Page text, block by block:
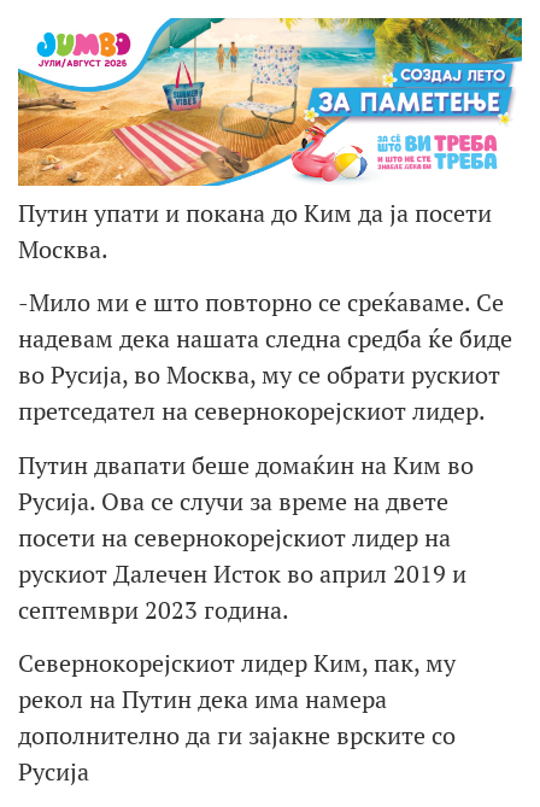
Путин упати и покана до Ким да ја посети
Москва.
-Мило ми е што повторно се среќаваме. Се
надевам дека нашата следна средба ќе биде
во Русија, во Москва, му се обрати рускиот
претседател на севернокорејскиот лидер.
Путин двапати беше домаќин на Ким во
Русија. Ова се случи за време на двете
посети на севернокорејскиот лидер на
рускиот Далечен Исток во април 2019 и
септември 2023 година.
Севернокорејскиот лидер Ким, пак, му
рекол на Путин дека има намера
дополнително да ги зајакне врските со
Русија